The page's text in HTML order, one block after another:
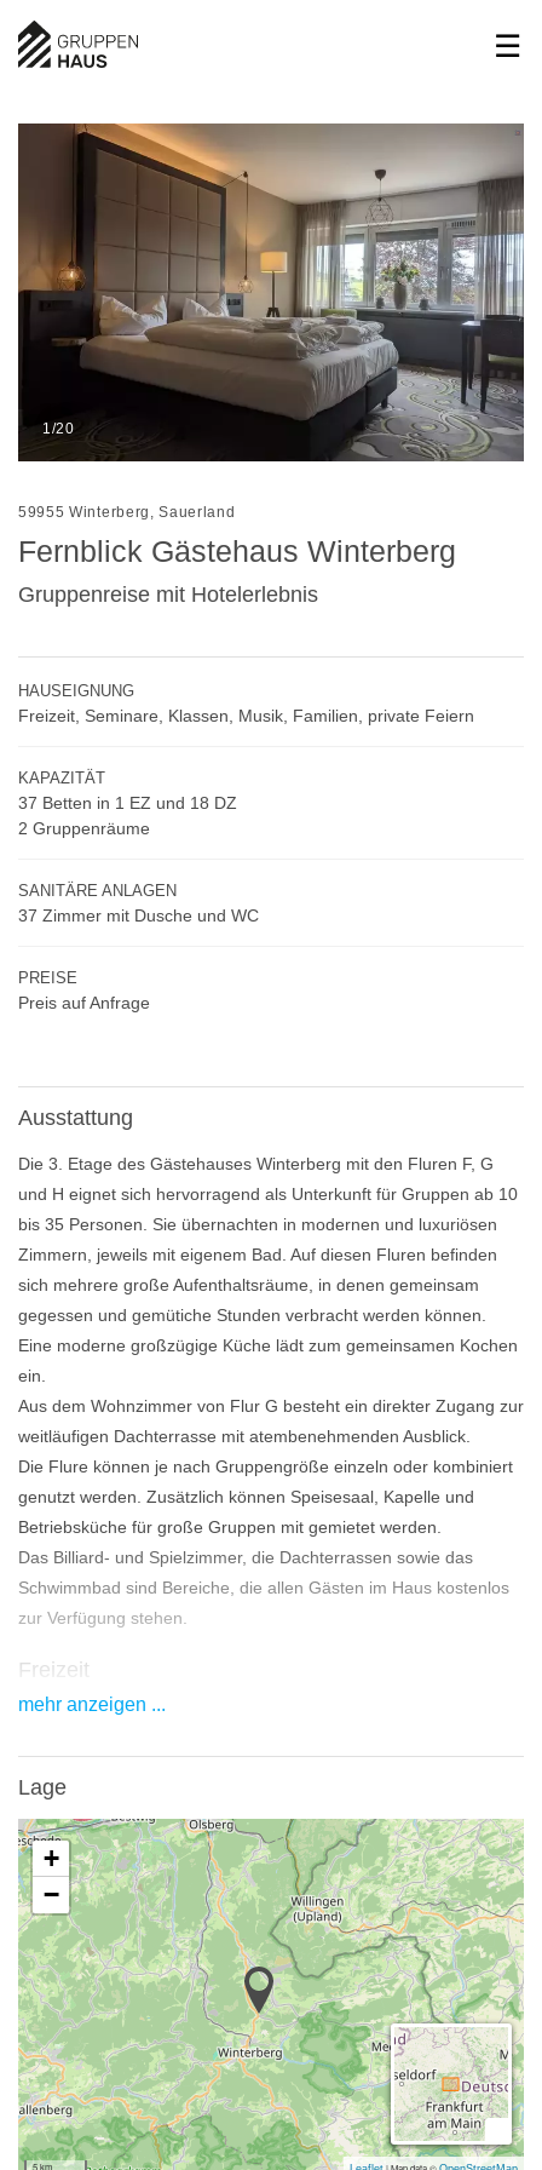
1/20
59955 Winterberg, Sauerland
Fernblick Gästehaus Winterberg
Gruppenreise mit Hotelerlebnis
HAUSEIGNUNG
Freizeit, Seminare, Klassen, Musik, Familien, private Feiern
KAPAZITÄT
37 Betten in 1 EZ und 18 DZ
2 Gruppenräume
SANITÄRE ANLAGEN
37 Zimmer mit Dusche und WC
PREISE
Preis auf Anfrage
Ausstattung
Die 3. Etage des Gästehauses Winterberg mit den Fluren F, G
und H eignet sich hervorragend als Unterkunft für Gruppen ab 10
bis 35 Personen. Sie übernachten in modernen und luxuriösen
Zimmern, jeweils mit eigenem Bad. Auf diesen Fluren befinden
sich mehrere große Aufenthaltsräume, in denen gemeinsam
gegessen und gemütiche Stunden verbracht werden können.
Eine moderne großzügige Küche lädt zum gemeinsamen Kochen
ein.
Aus dem Wohnzimmer von Flur G besteht ein direkter Zugang zur
weitläufigen Dachterrasse mit atembenehmenden Ausblick.
Die Flure können je nach Gruppengröße einzeln oder kombiniert
genutzt werden. Zusätzlich können Speisesaal, Kapelle und
Betriebsküche für große Gruppen mit gemietet werden.
Das Billiard- und Spielzimmer, die Dachterrassen sowie das
Schwimmbad sind Bereiche, die allen Gästen im Haus kostenlos
zur Verfügung stehen.
Freizeit
Das Gästehaus ist von wunderschöner Natur umgeben, in der Sie
unternehmen können.
Ausflugsziele
Das Sauerland ist eins der beliebtesten Urlaubsregionen
Deutschlands. Hier können Sie wunderbar wandern, Rad fahren
und schwimmen. Der Rothaarsteig, ein 154,80 km langer und
bekannter Wanderweg, liegt in unmittelbarer Nähe und führt über
den Kahlen Asten nach Willingen.
Besonders gut zum Radfahren eignet sich der Ruhrradweg, der
von Winterberg nach Duisburg führt.
Winterberg ist auch als Wintersportort bekannt. Die Region eignet
mehr anzeigen ...
Lage
+
−
5 km